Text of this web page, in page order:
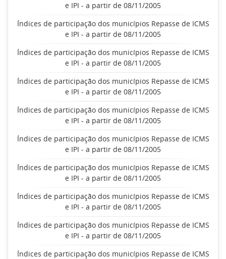
e IPI - a partir de 08/11/2005
Índices de participação dos municípios Repasse de ICMS
e IPI - a partir de 08/11/2005
Índices de participação dos municípios Repasse de ICMS
e IPI - a partir de 08/11/2005
Índices de participação dos municípios Repasse de ICMS
e IPI - a partir de 08/11/2005
Índices de participação dos municípios Repasse de ICMS
e IPI - a partir de 08/11/2005
Índices de participação dos municípios Repasse de ICMS
e IPI - a partir de 08/11/2005
Índices de participação dos municípios Repasse de ICMS
e IPI - a partir de 08/11/2005
Índices de participação dos municípios Repasse de ICMS
e IPI - a partir de 08/11/2005
Índices de participação dos municípios Repasse de ICMS
e IPI - a partir de 08/11/2005
Índices de participação dos municípios Repasse de ICMS